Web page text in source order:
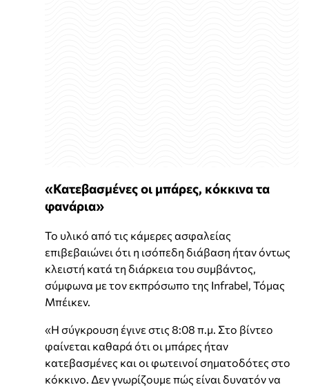
«Κατεβασμένες οι μπάρες, κόκκινα τα
φανάρια»
Το υλικό από τις κάμερες ασφαλείας
επιβεβαιώνει ότι η ισόπεδη διάβαση ήταν όντως
κλειστή κατά τη διάρκεια του συμβάντος,
σύμφωνα με τον εκπρόσωπο της Infrabel, Τόμας
Μπέικεν.
«Η σύγκρουση έγινε στις 8:08 π.μ. Στο βίντεο
φαίνεται καθαρά ότι οι μπάρες ήταν
κατεβασμένες και οι φωτεινοί σηματοδότες στο
κόκκινο. Δεν γνωρίζουμε πώς είναι δυνατόν να